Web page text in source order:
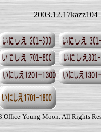
2003.12.17kazz104
Office Young Moon. All Rights